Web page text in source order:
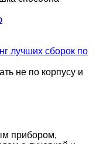
лучших сборок по
не по корпусу и
прибором,